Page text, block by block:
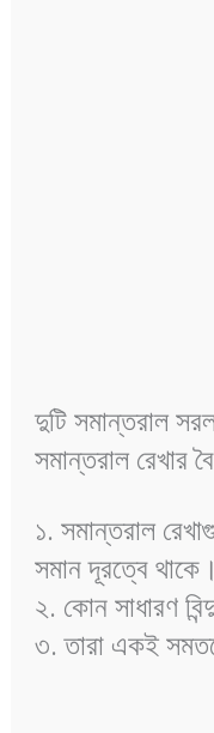
চিত্রে
দুটি সমান্তরাল
সমান্তরাল রেখার
১. সমান্তরাল
সমান দূরত্বে থাকে।
২. কোন সাধারণ
৩. তারা একই